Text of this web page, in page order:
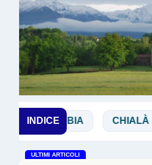
INDICE
BIBBIA CHIALÀ
ULTIMI ARTICOLI